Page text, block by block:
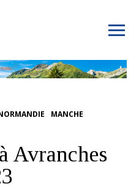
MANCHE
Avranches